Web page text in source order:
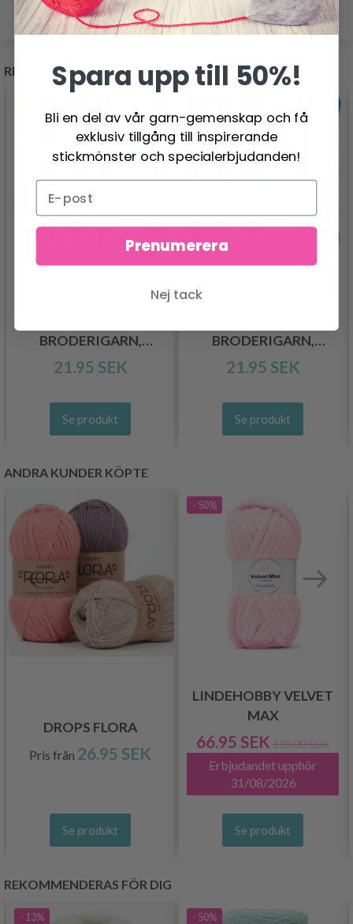
RELATERADE PRODUKTER
BRODERIGARN,
ENFÄRGAD, GRÖNA
21.95 SEK
Se produkt
BRODERIGARN,
ENFÄRGAD, BLÅ/LILA
21.95 SEK
Se produkt
ANDRA KUNDER KÖPTE
DROPS FLORA
Pris från 26.95 SEK
Se produkt
- 50%
LINDEHOBBY VELVET
MAX
66.95 SEK 133.00 SEK
Erbjudandet upphör
31/08/2026
Se produkt
REKOMMENDERAS FÖR DIG
- 13% - 50%
Spara upp till 50%!
Bli en del av vår garn-gemenskap och få
exklusiv tillgång till inspirerande
stickmönster och specialerbjudanden!
Prenumerera
Nej tack